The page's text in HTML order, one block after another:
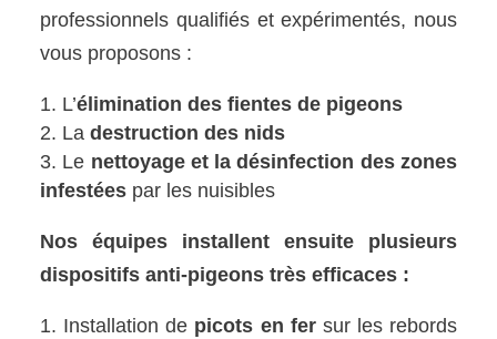
professionnels qualifiés et expérimentés, nous
vous proposons :
L’élimination des fientes de pigeons
Ladestruction des nids
Le nettoyage et la désinfection des zones
infestées par les nuisibles
Nos équipes installent ensuite plusieurs
dispositifs anti-pigeons très efficaces :
Installation de picots en fersur les rebords